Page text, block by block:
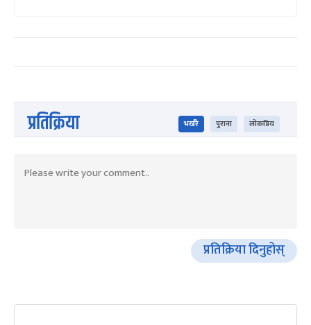
प्रतिक्रिया भर्खरै पुराना लोकप्रिय
प्रतिक्रिया दिनुहोस्